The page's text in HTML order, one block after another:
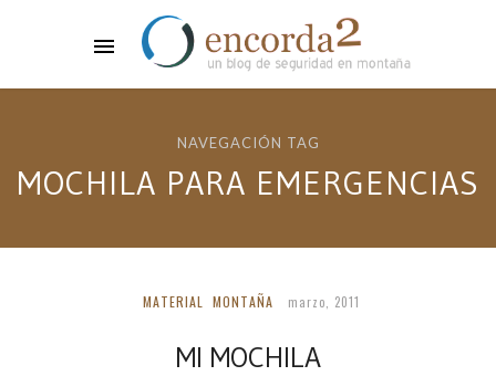
NAVEGACIÓN TAG
MOCHILA PARA EMERGENCIAS
MATERIAL MONTAÑA marzo, 2011
MI MOCHILA